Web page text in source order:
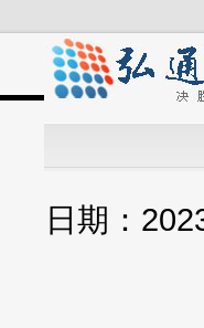
日期：